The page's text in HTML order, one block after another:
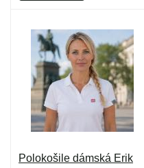
Polokošile dámská Erik